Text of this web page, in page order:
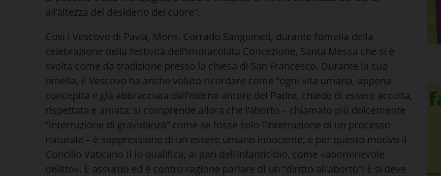
all’altezza del desiderio del cuore”.
Così i Vescovo di Pavia, Mons. Corrado Sanguineti, durante l’omelia della
celebrazione della festività dell’Immacolata Concezione, Santa Messa che si è
svolta come da tradizione presso la chiesa di San Francesco. Durante la sua
omelia, il Vescovo ha anche voluto ricordare come “ogni vita umana, appena
concepita e già abbracciata dall’eterno amore del Padre, chiede di essere accolta,
rispettata e amata: si comprende allora che l’aborto – chiamato più dolcemente
“interruzione di gravidanza” come se fosse solo l’interruzione di un processo
naturale – è soppressione di un essere umano innocente, e per questo motivo il
Concilio Vaticano II lo qualifica, al pari dell’infanticidio, come «abominevole
delitto». È assurdo ed è contro ragione parlare di un “diritto all’aborto”! E si deve